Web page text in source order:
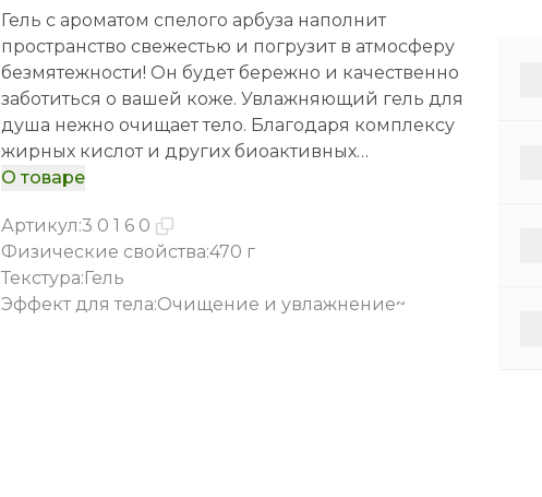
Гель с ароматом спелого арбуза наполнит
пространство свежестью и погрузит в атмосферу
безмятежности! Он будет бережно и качественно
заботиться о вашей коже. Увлажняющий гель для
душа нежно очищает тело. Благодаря комплексу
жирных кислот и других биоактивных
соединений в маслах косточек арбуза и
придает ей мягкость; - поддерживает в
увлажненном состоянии; - предохраняет
эпидермис от шелушения, оказывая
благотворное влияние на гидролипидный
О товаре
Артикул:30160
Физические свойства:470 г
Текстура:Гель
Эффект для тела:Очищение и увлажнение~